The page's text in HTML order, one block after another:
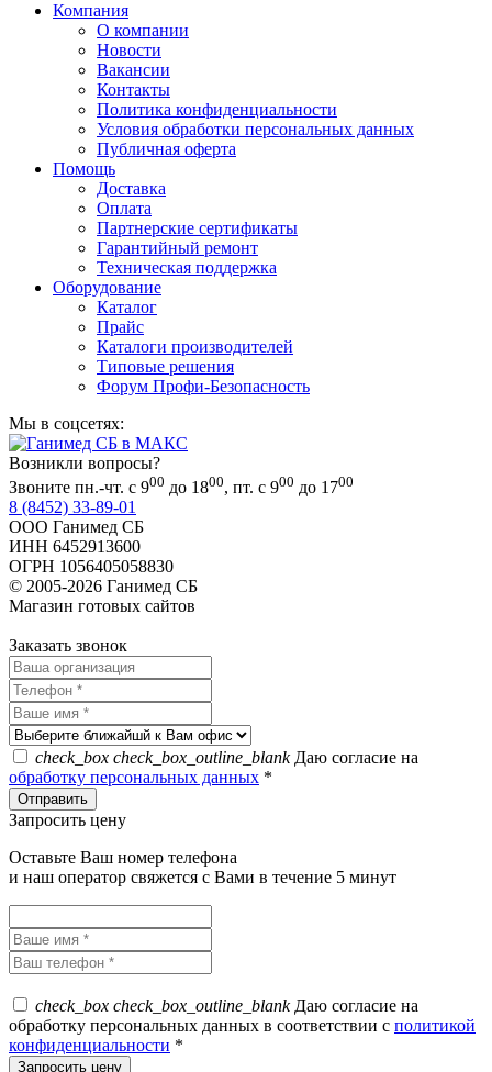
Компания
О компании
Новости
Вакансии
Контакты
Политика конфиденциальности
Условия обработки персональных данных
Публичная оферта
Помощь
Доставка
Оплата
Партнерские сертификаты
Гарантийный ремонт
Техническая поддержка
Оборудование
Каталог
Прайс
Каталоги производителей
Типовые решения
Форум Профи-Безопасность
Мы в соцсетях:
Возникли вопросы?
Звоните пн.-чт. с 900 до 1800, пт. с 900 до 1700
8 (8452) 33-89-01
ООО Ганимед СБ
ИНН 6452913600
ОГРН 1056405058830
© 2005-2026 Ганимед СБ
Магазин готовых сайтов
Заказать звонок
check_box check_box_outline_blankДаю согласие на
обработку персональных данных *
Запросить цену
Оставьте Ваш номер телефона
и наш оператор свяжется с Вами в течение 5 минут
check_box check_box_outline_blankДаю согласие на
обработку персональных данных в соответствии с политикой
конфиденциальности *